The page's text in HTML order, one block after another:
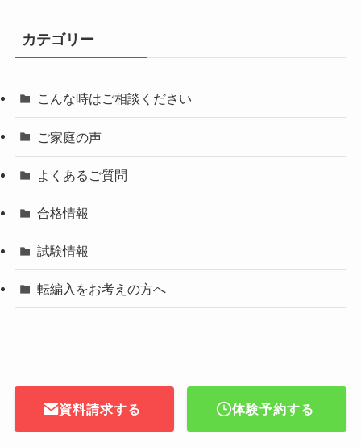
カテゴリー
こんな時はご相談ください
ご家庭の声
よくあるご質問
合格情報
試験情報
転編入をお考えの方へ
資料請求する 体験予約する